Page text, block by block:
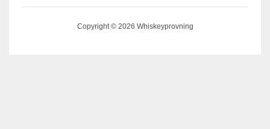
Copyright © 2026 Whiskeyprovning